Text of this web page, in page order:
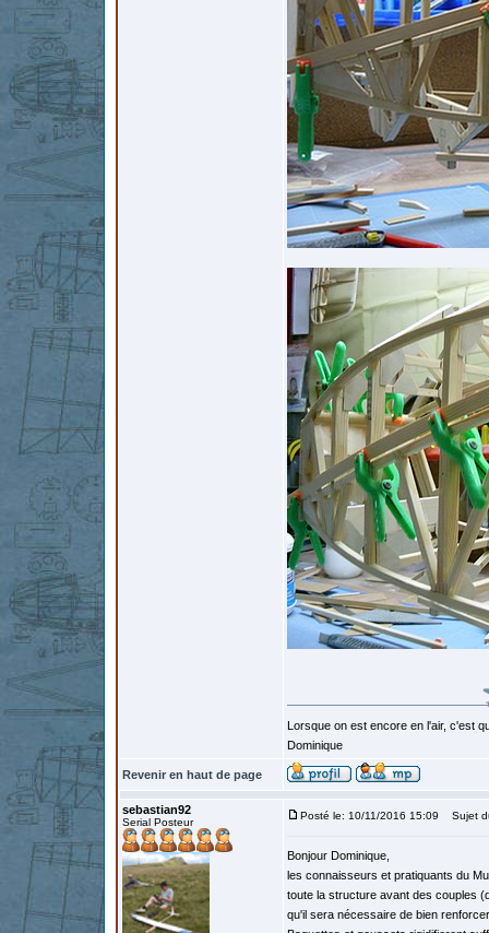
Lorsque on est encore en l'air, c'est
Dominique
Revenir en haut de page
sebastian92
Serial Posteur
Posté le: 10/11/2016 15:09 Sujet
Bonjour Dominique,
les connaisseurs et pratiquants du
toute la structure avant des couples
qu'il sera nécessaire de bien